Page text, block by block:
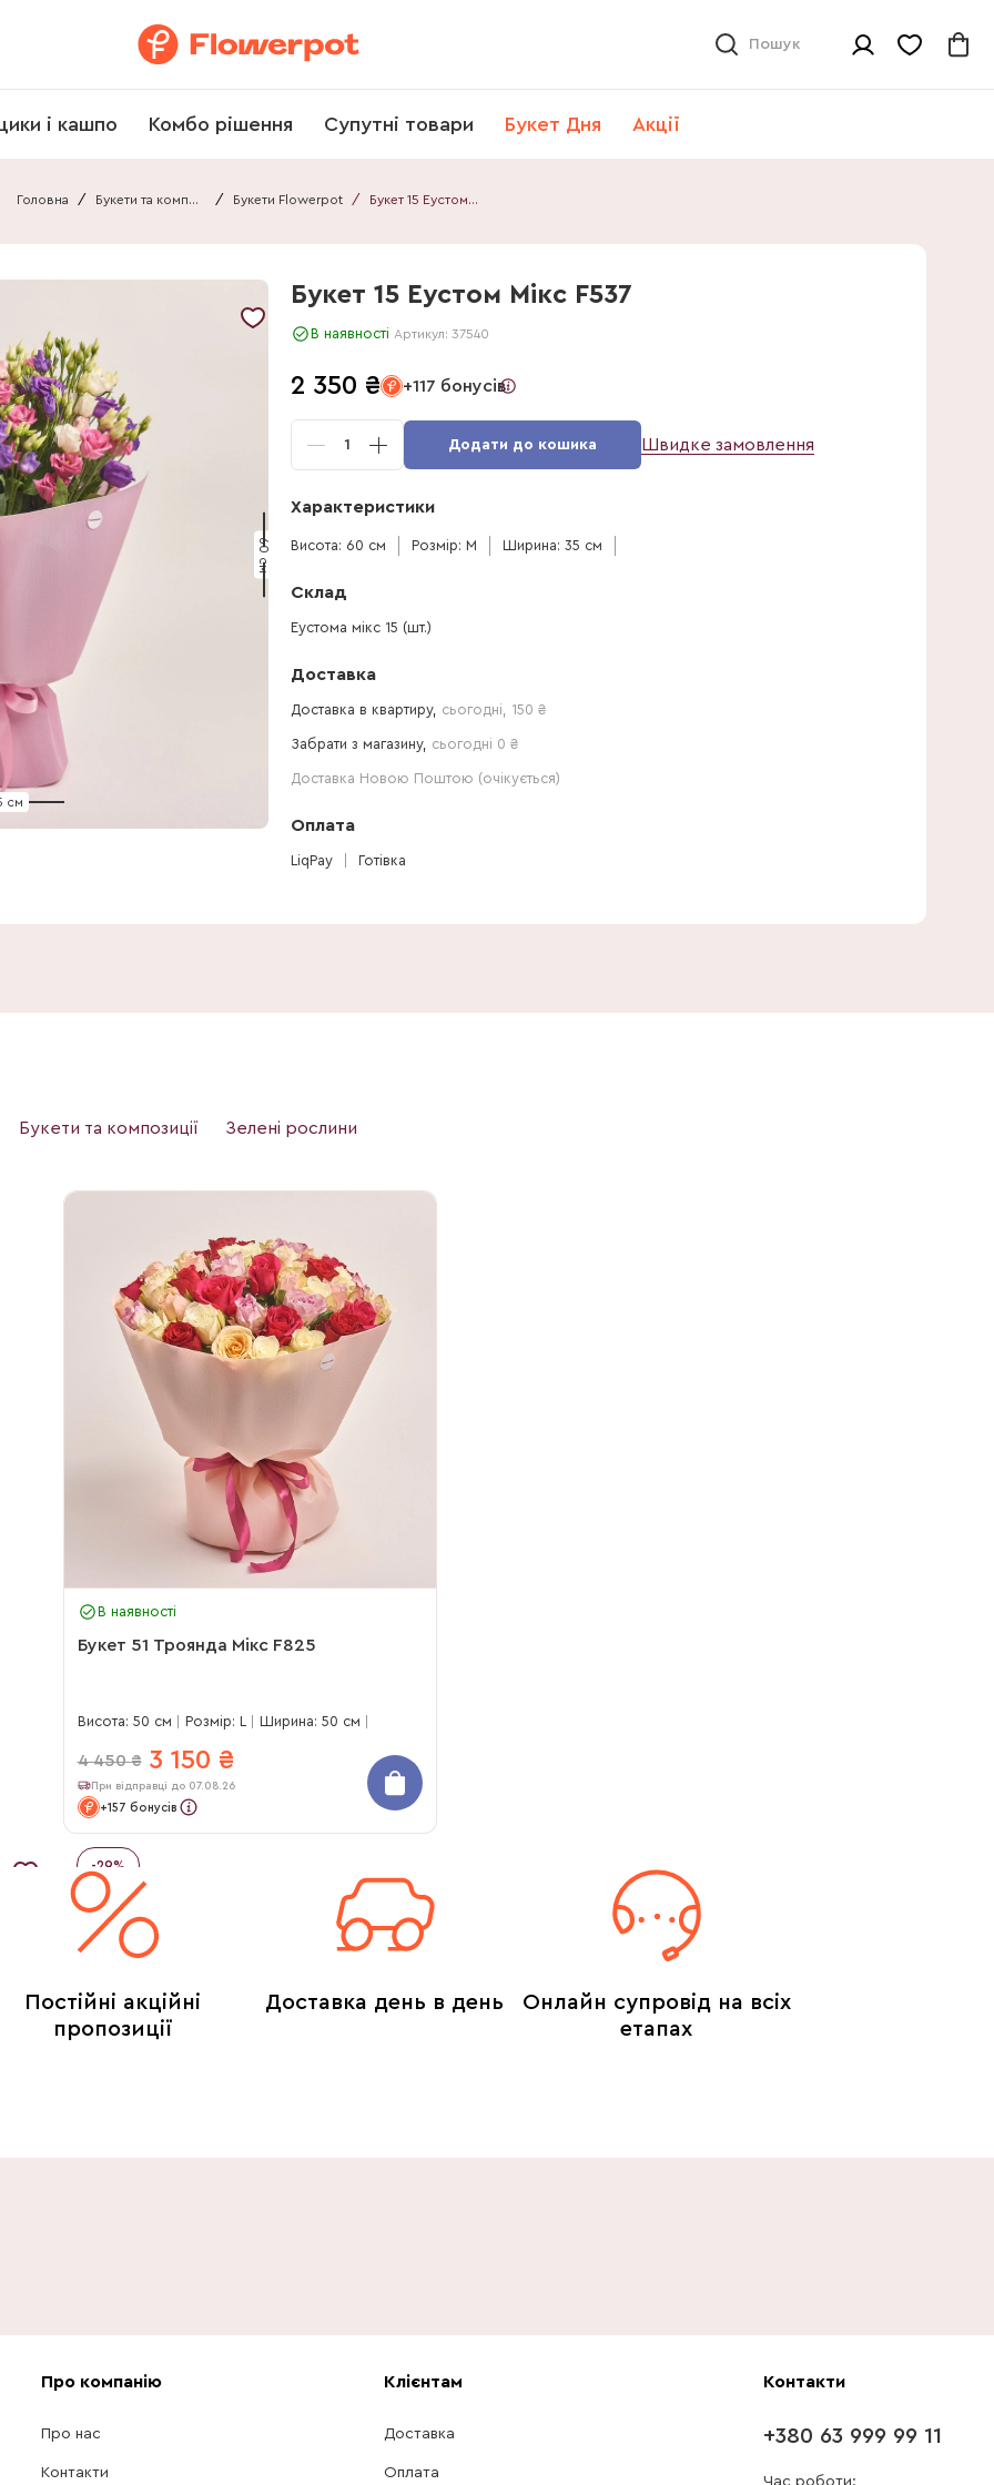
Пошук
і кашпо Комбо рішення Супутні товари Букет Дня Акції
Головна / Букети та композиції / Букети Flowerpot / Букет 15 Еустом Мікс F537
60 см
см
Букет 15 Еустом Мікс F537
В наявності Артикул: 37540
2 350 ₴ +117 бонусів
1 Додати до кошика Швидке замовлення
Характеристики
Висота: 60 см Розмір: M Ширина: 35 см
Склад
Еустома мікс 15 (шт.)
Доставка
Доставка в квартиру, сьогодні 150 ₴
Забрати з магазину, сьогодні 0 ₴
Доставка Новою Поштою (очікується)
Оплата
LiqPay Готівка
Букети та композиції Зелені рослини
В наявності
Букет 51 Троянда Мікс F825
Висота: 50 см Розмір: L Ширина: 50 см
4 450 ₴ 3 150 ₴
При відправці до 07.08.26
+157 бонусів
-29%
Постійні акційні
пропозиції
Доставка день в день
Онлайн супровід на всіх
етапах
Про компанію
Про нас
Контакти
Клієнтам
Доставка
Оплата
Контакти
+380 63 999 99 11
Час роботи: